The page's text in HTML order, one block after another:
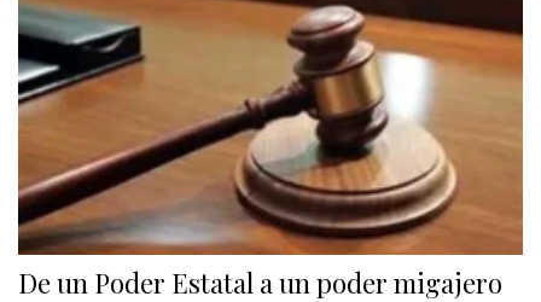
De un Poder Estatal a un poder migajero